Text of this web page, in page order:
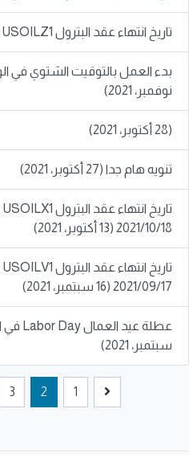
تاريخ انتهاء عقد البترول USOILZ1 (16 نوفمبر، 2021)
نوفمبر، 2021)
(28 أكتوبر، 2021)
تنويه هام جدا (27 أكتوبر، 2021)
2021/10/18 (13 أكتوبر، 2021)
2021/09/17 (16 سبتمبر، 2021)
سبتمبر، 2021)
1
2
3